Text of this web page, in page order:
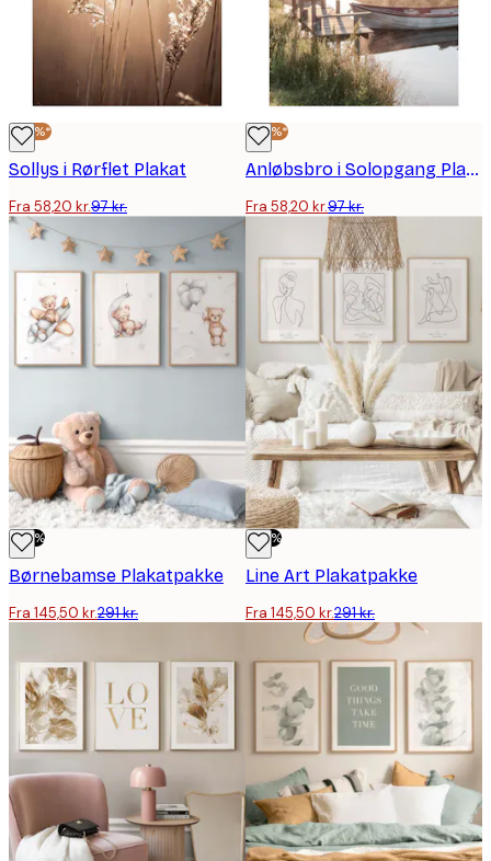
-40%*
Sollys i Rørflet Plakat
Fra 58,20 kr.97 kr.
-40%*
Anløbsbro i Solopgang Plakat
Fra 58,20 kr.97 kr.
-50%
Børnebamse Plakatpakke
Fra 145,50 kr.291 kr.
-50%
Line Art Plakatpakke
Fra 145,50 kr.291 kr.